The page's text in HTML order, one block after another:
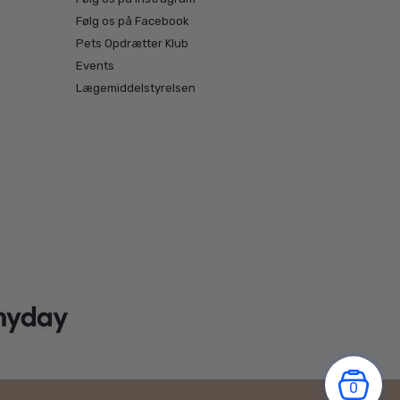
Følg os på Facebook
Pets Opdrætter Klub
Events
Lægemiddelstyrelsen
0